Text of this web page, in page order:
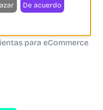
para eCommerce
De acuerdo